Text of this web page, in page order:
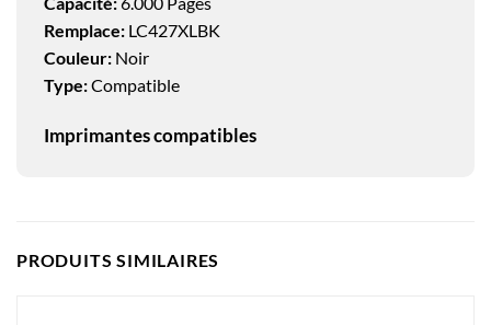
Remplace: LC427XLBK
Couleur: Noir
Type:Compatible
Imprimantes compatibles
PRODUITS SIMILAIRES